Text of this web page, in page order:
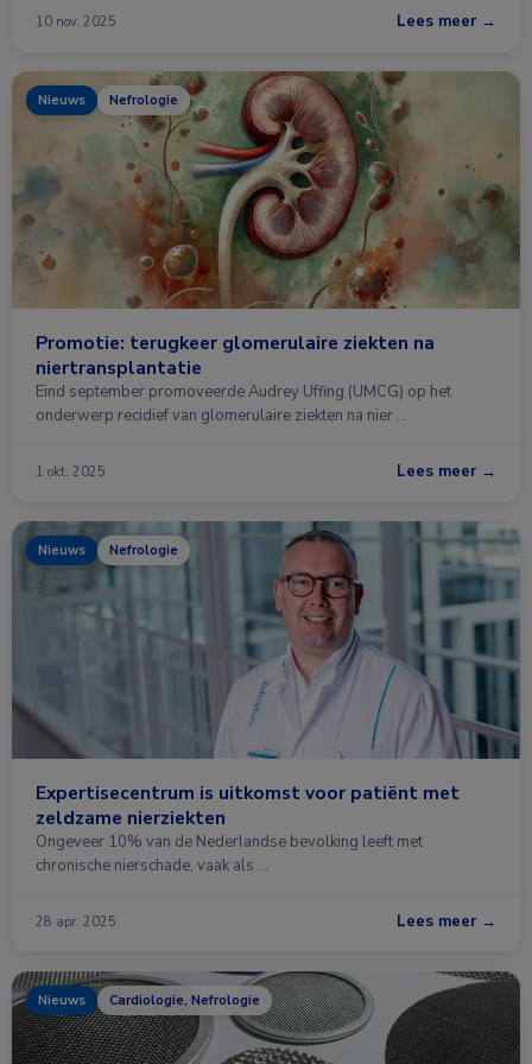
10 nov. 2025 Lees meer →
Nieuws Nefrologie
Promotie: terugkeer glomerulaire ziekten na
niertransplantatie
Eind september promoveerde Audrey Uffing (UMCG) op het
onderwerp recidief van glomerulaire ziekten na nier …
1 okt. 2025 Lees meer →
Nieuws Nefrologie
Expertisecentrum is uitkomst voor patiënt met
zeldzame nierziekten
Ongeveer 10% van de Nederlandse bevolking leeft met
chronische nierschade, vaak als …
28 apr. 2025 Lees meer →
Nieuws Cardiologie, Nefrologie